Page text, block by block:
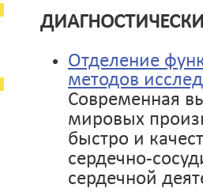
Отделение
методов
Современная
мировых
быстро и
сердечно-
сердечной